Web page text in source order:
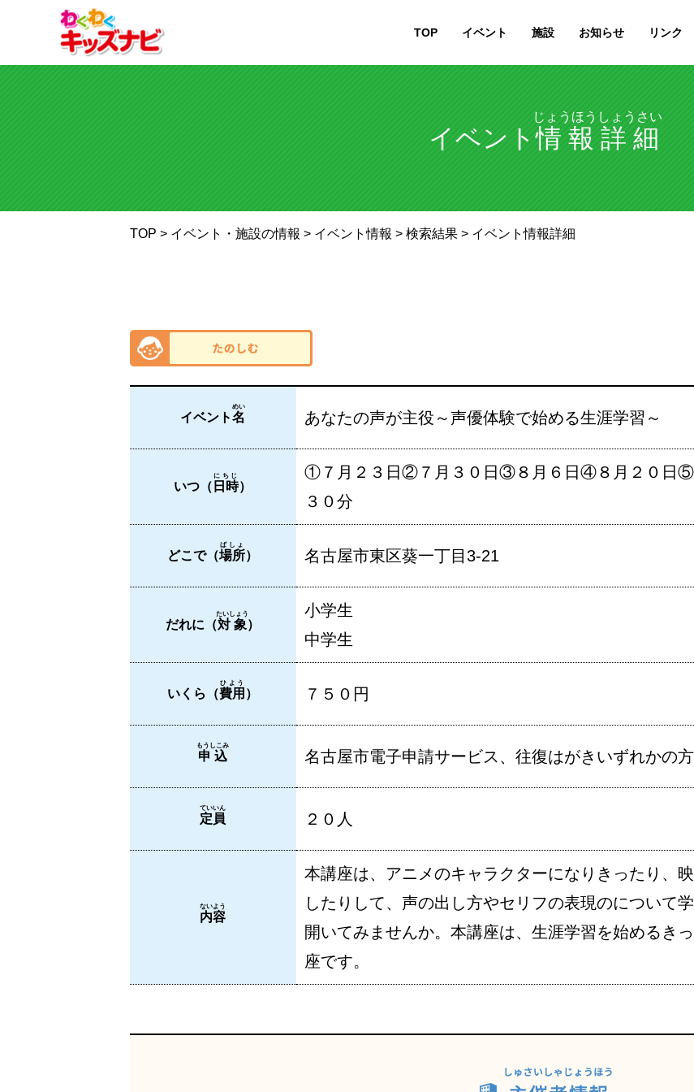
TOP イベント 施設 お知らせ リンク
イベント情報詳細
じょうほうしょうさい
TOP > イベント・施設の情報 > イベント情報 > 検索結果> イベント情報詳細
イベント名
めい
あなたの声が主役～声優体験で始める生涯学習～
いつ（ 日時
にちじ
）
①７月２３日②７月３０日③８月６日④８月２０日⑤
３０分
どこで（場所
ばしょ
） 名古屋市東区葵一丁目3-21
だれに（対象
たいしょう
）
小学生
中学生
いくら（費用
ひよう
） ７５０円
申込
もうしこみ
名古屋市電子申請サービス、往復はがきいずれかの
定員
ていいん
２０人
内容
ないよう
本講座は、アニメのキャラクターになりきったり、
したりして、声の出し方やセリフの表現のについて
開いてみませんか。本講座は、生涯学習を始めるき
座です。